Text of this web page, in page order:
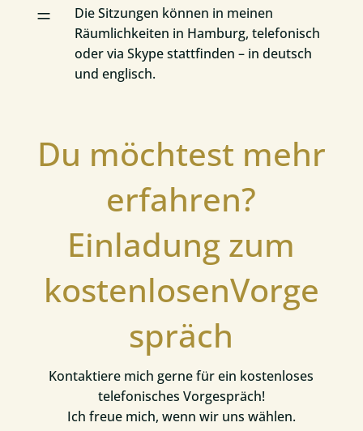
=
Die Sitzungen können in meinen
Räumlichkeiten in Hamburg, telefonisch
oder via Skype stattfinden – in deutsch
und englisch.
Du möchtest mehr
erfahren?
Einladung zum
kostenlosenVorge
spräch
Kontaktiere mich gerne für ein kostenloses
telefonisches Vorgespräch!
Ich freue mich, wenn wir uns wählen.